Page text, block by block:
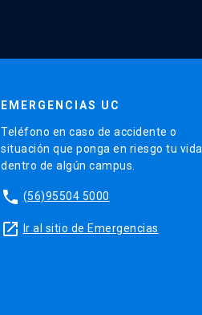
EMERGENCIAS UC
Teléfono en caso de accidente o
situación que ponga en riesgo tu vida
dentro de algún campus.
phone (56)95504 5000
launch Ir al sitio de Emergencias